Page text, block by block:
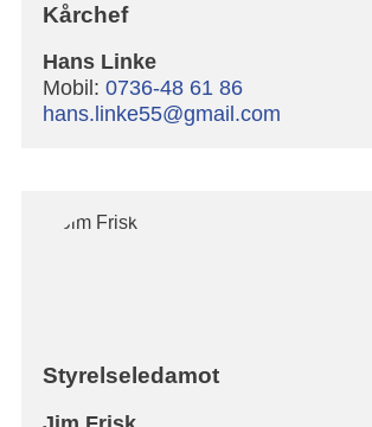
Kårchef
Hans Linke
Mobil: 0736-48 61 86
hans.linke55@gmail.com
Styrelseledamot